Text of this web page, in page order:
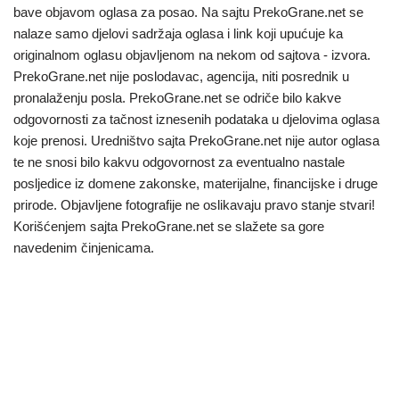
bave objavom oglasa za posao. Na sajtu PrekoGrane.net se
nalaze samo djelovi sadržaja oglasa i link koji upućuje ka
originalnom oglasu objavljenom na nekom od sajtova - izvora.
PrekoGrane.net nije poslodavac, agencija, niti posrednik u
pronalaženju posla. PrekoGrane.net se odriče bilo kakve
odgovornosti za tačnost iznesenih podataka u djelovima oglasa
koje prenosi. Uredništvo sajta PrekoGrane.net nije autor oglasa
te ne snosi bilo kakvu odgovornost za eventualno nastale
posljedice iz domene zakonske, materijalne, financijske i druge
prirode. Objavljene fotografije ne oslikavaju pravo stanje stvari!
Korišćenjem sajta PrekoGrane.net se slažete sa gore
navedenim činjenicama.